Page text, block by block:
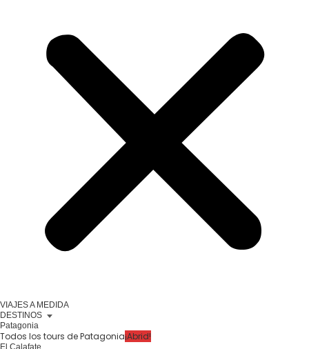
VIAJES A MEDIDA
DESTINOS
Patagonia
Todos los tours de Patagonia¡Abrid!
El Calafate